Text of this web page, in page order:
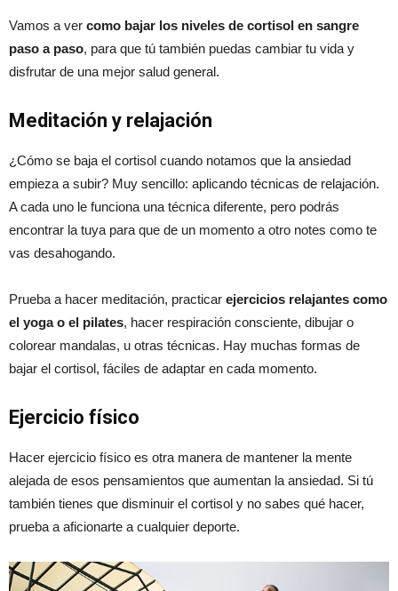
Vamos a ver como bajar los niveles de cortisol en sangre
paso a paso, para que tú también puedas cambiar tu vida y
disfrutar de una mejor salud general.
Meditación y relajación
¿Cómo se baja el cortisol cuando notamos que la ansiedad
empieza a subir? Muy sencillo: aplicando técnicas de relajación.
A cada uno le funciona una técnica diferente, pero podrás
encontrar la tuya para que de un momento a otro notes como te
vas desahogando.
Prueba a hacer meditación, practicar ejercicios relajantes como
el yoga o el pilates, hacer respiración consciente, dibujar o
colorear mandalas, u otras técnicas. Hay muchas formas de
bajar el cortisol, fáciles de adaptar en cada momento.
Ejercicio físico
Hacer ejercicio físico es otra manera de mantener la mente
alejada de esos pensamientos que aumentan la ansiedad. Si tú
también tienes que disminuir el cortisol y no sabes qué hacer,
prueba a aficionarte a cualquier deporte.